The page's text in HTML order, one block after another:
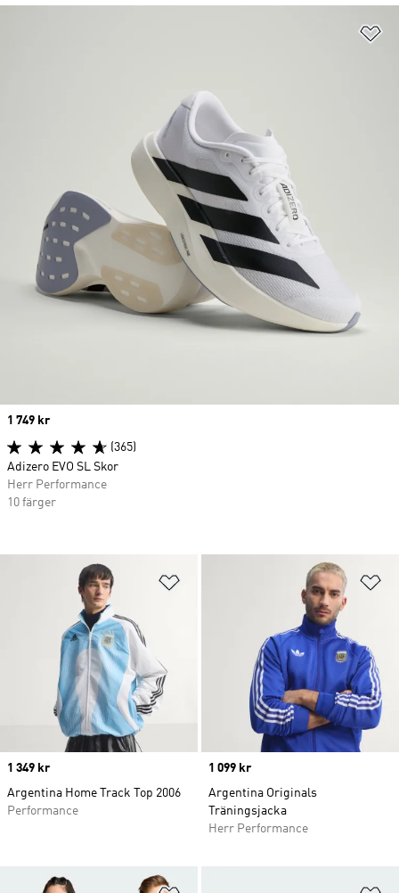
Lägg till på önskelistan
Price
1 349 kr
Argentina Home Track Top 2006
Performance
Price
1 099 kr
Argentina Originals
Träningsjacka
Herr Performance
Price
1 749 kr
(365)
Adizero EVO SL Skor
Herr Performance
10 färger